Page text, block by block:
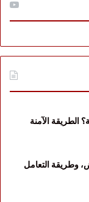
الطريقة الآمنة
الأعراض، وطريقة التعامل